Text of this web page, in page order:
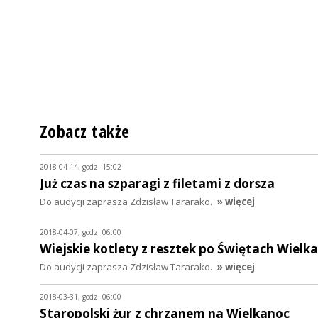
Zobacz także
2018-04-14, godz. 15:02
Już czas na szparagi z filetami z dorsza
Do audycji zaprasza Zdzisław Tararako. » więcej
2018-04-07, godz. 06:00
Wiejskie kotlety z resztek po Świętach
Do audycji zaprasza Zdzisław Tararako. » więcej
2018-03-31, godz. 06:00
Staropolski żur z chrzanem na Wielkanoc